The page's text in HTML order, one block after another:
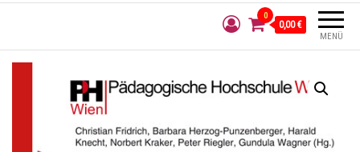
MENÜ
0
0,00 €